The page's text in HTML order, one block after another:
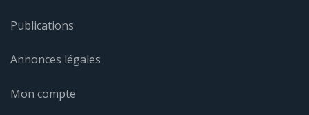
Publications
Annonces légales
Mon compte